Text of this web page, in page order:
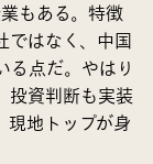
もある。特徴
ではなく、中国
る点だ。やはり
投資判断も実装
現地トップが身